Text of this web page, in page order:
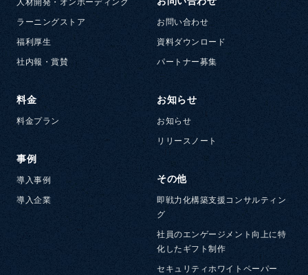
ラーニングストア
福利厚生
社内報・賞賛
料金
料金プラン
事例
導入事例
導入企業
お問い合わせ
資料ダウンロード
パートナー募集
お知らせ
お知らせ
リリースノート
その他
即戦力化構築支援コンサルティン
グ
社員のエンゲージメント向上に特
化したギフト制作
セキュリティホワイトペーパー